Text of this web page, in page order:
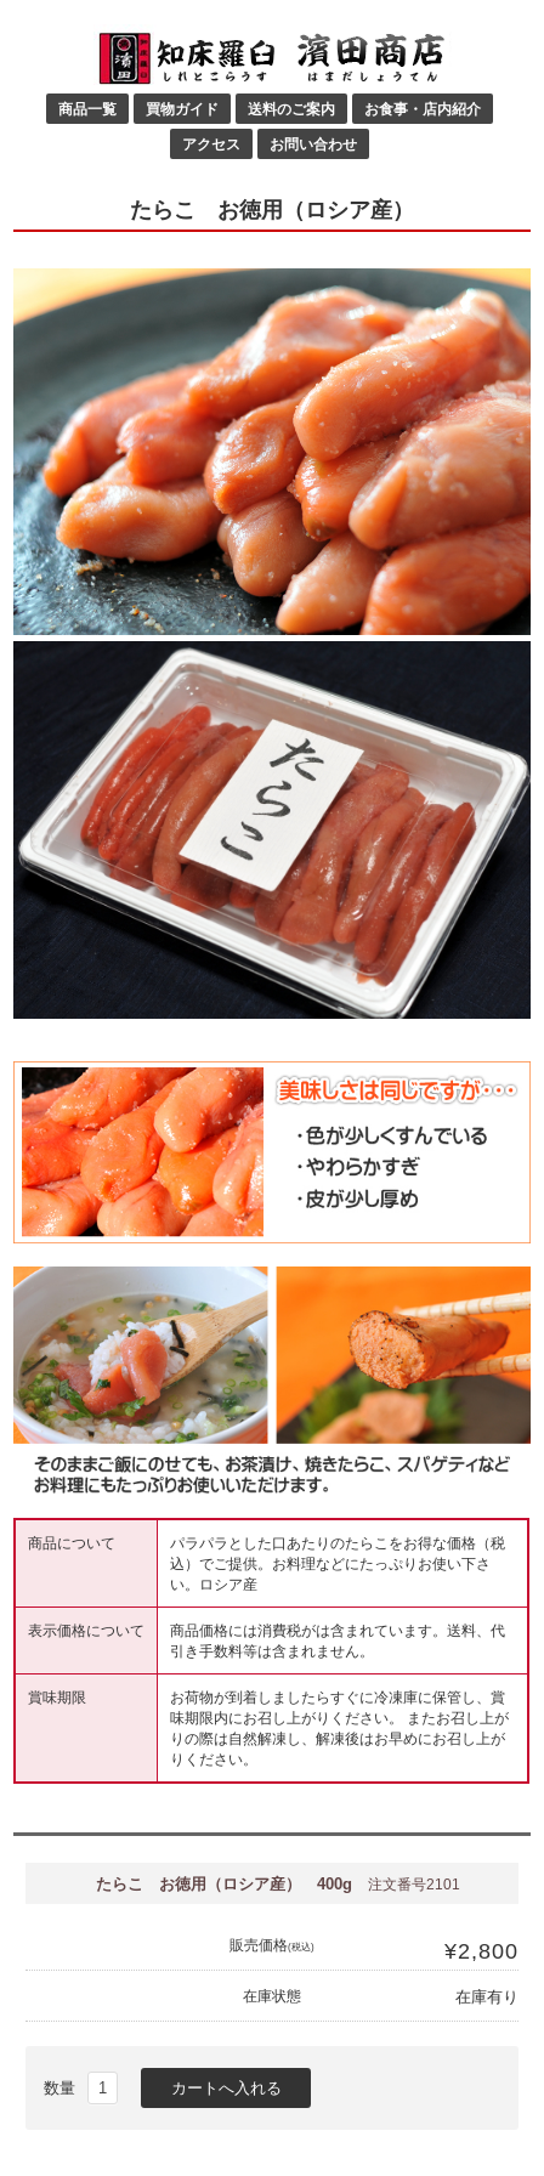
商品一覧 買物ガイド 送料のご案内 お食事・店内紹介
アクセス お問い合わせ
たらこ お徳用（ロシア産）
商品について
パラパラとした口あたりのたらこをお得な価格（税
込）でご提供。お料理などにたっぷりお使い下さ
い。ロシア産
表示価格について
商品価格には消費税がは含まれています。送料、代
引き手数料等は含まれません。
賞味期限
お荷物が到着しましたらすぐに冷凍庫に保管し、賞
味期限内にお召し上がりください。 またお召し上が
りの際は自然解凍し、解凍後はお早めにお召し上が
りください。
たらこ お徳用（ロシア産） 400g 注文番号2101
販売価格(税込) ¥2,800
在庫状態 在庫有り
数量